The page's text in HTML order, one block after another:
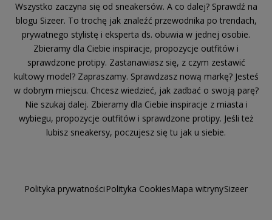
Wszystko zaczyna się od sneakersów. A co dalej? Sprawdź na
blogu Sizeer. To trochę jak znaleźć przewodnika po trendach,
prywatnego stylistę i eksperta ds. obuwia w jednej osobie.
Zbieramy dla Ciebie inspiracje, propozycje outfitów i
sprawdzone protipy. Zastanawiasz się, z czym zestawić
kultowy model? Zapraszamy. Sprawdzasz nową markę? Jesteś
w dobrym miejscu. Chcesz wiedzieć, jak zadbać o swoją parę?
Nie szukaj dalej. Zbieramy dla Ciebie inspiracje z miasta i
wybiegu, propozycje outfitów i sprawdzone protipy. Jeśli też
lubisz sneakersy, poczujesz się tu jak u siebie.
Polityka prywatności Polityka CookiesMapa witrynySizeer